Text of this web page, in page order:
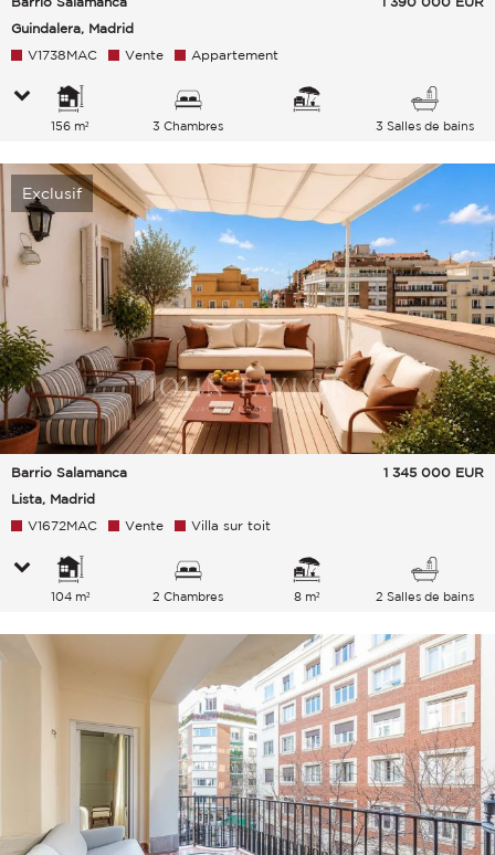
Guindalera, Madrid
V1738MAC Vente Appartement
156 m² 3 Chambres 3 Salles de bains
Exclusif
Barrio Salamanca
Lista, Madrid
1 345 000 EUR
V1672MAC Vente Villa sur toit
104 m² 2 Chambres 8 m² 2 Salles de bains